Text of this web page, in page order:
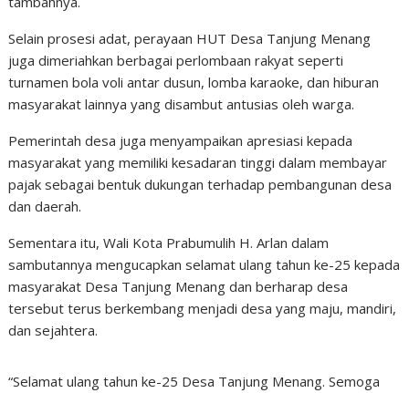
Selain prosesi adat, perayaan HUT Desa Tanjung Menang
juga dimeriahkan berbagai perlombaan rakyat seperti
turnamen bola voli antar dusun, lomba karaoke, dan hiburan
masyarakat lainnya yang disambut antusias oleh warga.
Pemerintah desa juga menyampaikan apresiasi kepada
masyarakat yang memiliki kesadaran tinggi dalam membayar
pajak sebagai bentuk dukungan terhadap pembangunan desa
dan daerah.
Sementara itu, Wali Kota Prabumulih H. Arlan dalam
sambutannya mengucapkan selamat ulang tahun ke-25 kepada
masyarakat Desa Tanjung Menang dan berharap desa
tersebut terus berkembang menjadi desa yang maju, mandiri,
dan sejahtera.
“Selamat ulang tahun ke-25 Desa Tanjung Menang. Semoga